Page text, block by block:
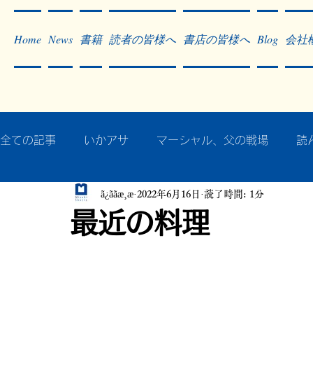
Home News 書籍 読者の皆様へ 書店の皆様へ Blog 会社
全ての記事 いかアサ マーシャル、父の戦場 読
秘蔵写真200枚でたどるアジア・太平洋戦争
最近の料理
ã¿ããæ¸æ 2022年6月16日 読了時間: 1分